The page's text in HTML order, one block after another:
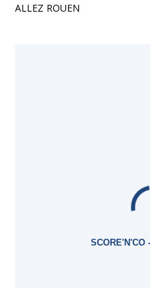
ALLEZ ROUEN
SCORE'N'CO